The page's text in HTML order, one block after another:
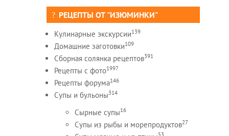
РЕЦЕПТЫ ОТ "ИЗЮМИНКИ"
Кулинарные экскурсии139
Домашние заготовки109
Сборная солянка рецептов391
Рецепты c фото1997
Рецепты форума146
Супы и бульоны314
Сырные супы16
Супы из рыбы и морепродуктов27
53